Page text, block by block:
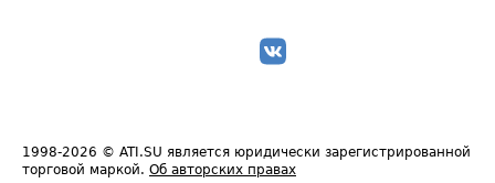
1998-2026 © ATI.SU является юридически зарегистрированной
торговой маркой. Об авторских правах